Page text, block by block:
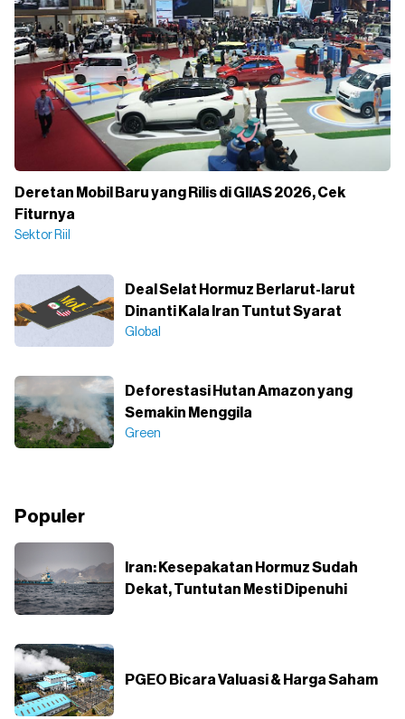
Deretan Mobil Baru yang Rilis di GIIAS 2026, Cek
Fiturnya
Sektor Riil
Deal Selat Hormuz Berlarut-larut
Dinanti Kala Iran Tuntut Syarat
Global
Deforestasi Hutan Amazon yang
Semakin Menggila
Green
Populer
Iran: Kesepakatan Hormuz Sudah
Dekat, Tuntutan Mesti Dipenuhi
PGEO Bicara Valuasi & Harga Saham